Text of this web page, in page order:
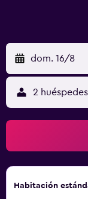
dom. 16/8
2
Habitación